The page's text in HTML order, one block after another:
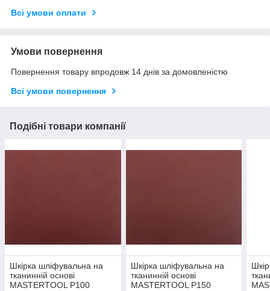
Всі умови оплати
Умови повернення
Повернення товару впродовж 14 днів за домовленістю
Всі умови повернення
Подібні товари компанії
Шкірка шліфувальна на
тканинній основі
MASTERTOOL Р100
Шкірка шліфувальна на
тканинній основі
MASTERTOOL Р150